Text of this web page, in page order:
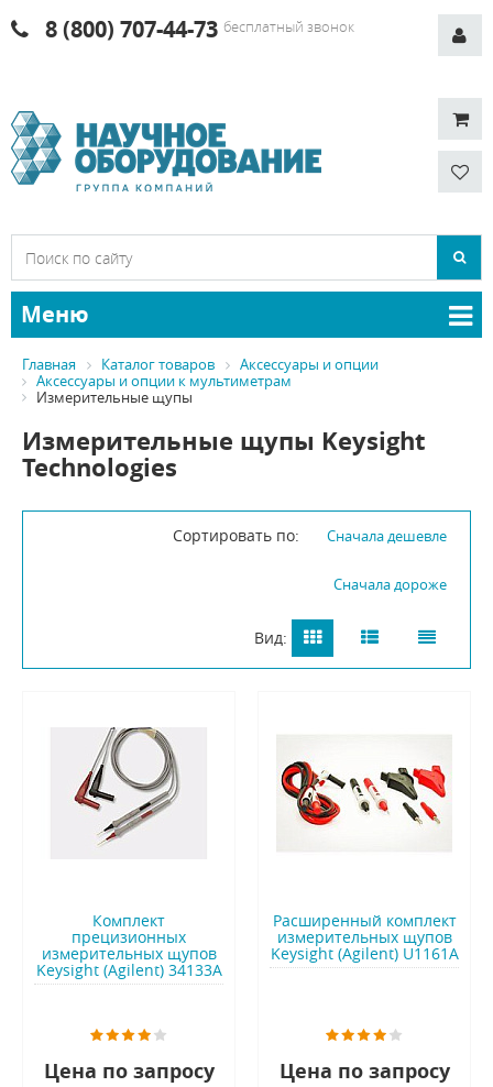
8 (800) 707-44-73 бесплатный звонок
Меню
Главная Каталог товаров
Аксессуары и опции
Аксессуары и опции к мультиметрам
Измерительные щупы
Измерительные щупы Keysight
Technologies
Сортировать по: Сначала дешевле
Сначала дороже
Вид:
Комплект
прецизионных
измерительных щупов
Keysight (Agilent) 34133A
Цена по запросу
Расширенный комплект
измерительных щупов
Keysight (Agilent) U1161A
Цена по запросу